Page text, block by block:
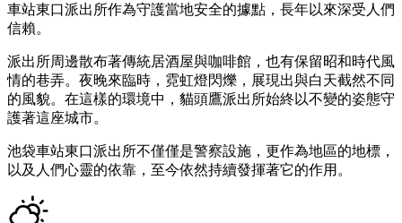
車站東口派出所作為守護當地安全的據點，長年以來深受人們
信賴。
派出所周邊散布著傳統居酒屋與咖啡館，也有保留昭和時代風
情的巷弄。夜晚來臨時，霓虹燈閃爍，展現出與白天截然不同
的風貌。在這樣的環境中，貓頭鷹派出所始終以不變的姿態守
護著這座城市。
池袋車站東口派出所不僅僅是警察設施，更作為地區的地標，
以及人們心靈的依靠，至今依然持續發揮著它的作用。